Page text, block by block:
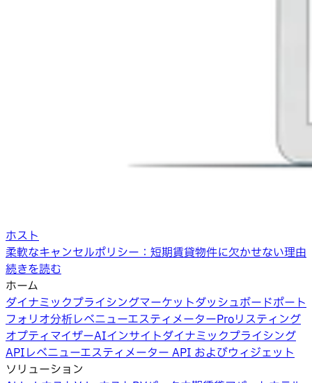
ホスト
柔軟なキャンセルポリシー：短期賃貸物件に欠かせない理由
続きを読む
ホーム
ダイナミックプライシングマーケットダッシュボードポート
フォリオ分析レベニューエスティメーターProリスティング
オプティマイザーAIインサイトダイナミックプライシング
APIレベニューエスティメーター API およびウィジェット
ソリューション